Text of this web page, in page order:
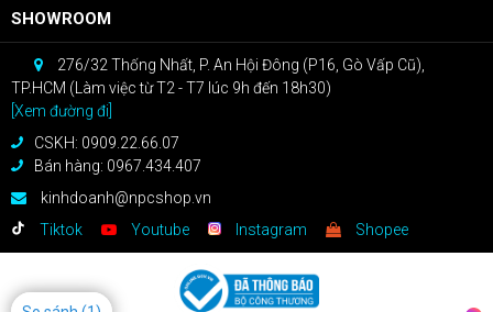
SHOWROOM
276/32 Thống Nhất, P. An Hội Đông (P16, Gò Vấp Cũ),
TP.HCM (Làm việc từ T2 - T7 lúc 9h đến 18h30)
[Xem đường đi]
CSKH: 0909.22.66.07
Bán hàng: 0967.434.407
kinhdoanh@npcshop.vn
Tiktok
Youtube Instagram Shopee